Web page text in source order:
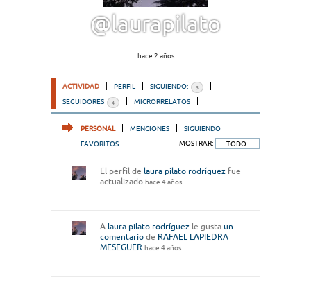
@laurapilato
hace 2 años
ACTIVIDAD PERFIL SIGUIENDO: 3
SEGUIDORES 4 MICRORRELATOS
PERSONAL MENCIONES
SIGUIENDO
FAVORITOS
MOSTRAR:
El perfil de laura pilato rodríguez fue
actualizado hace 4 años
A laura pilato rodríguez le gusta un
comentario de RAFAEL LAPIEDRA
MESEGUER hace 4 años